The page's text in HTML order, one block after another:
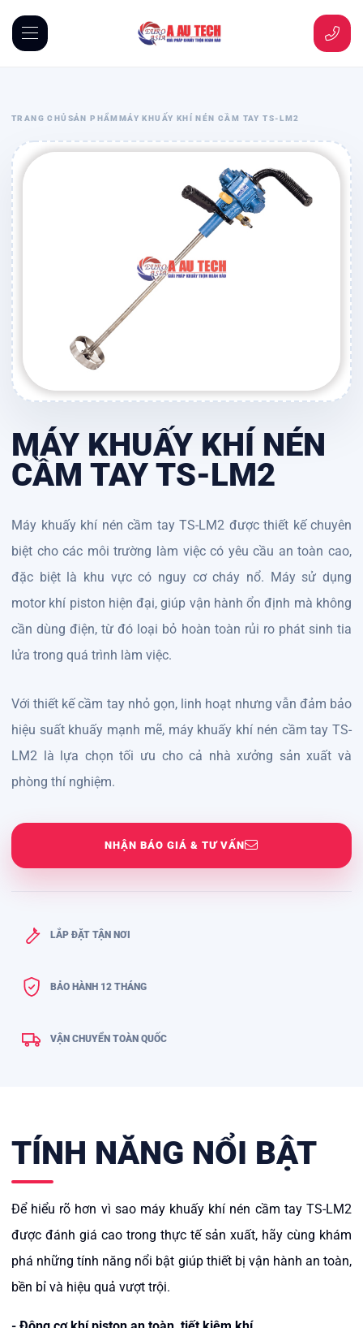
TRANG CHỦ SẢN PHẨM MÁY KHUẤY KHÍ NÉN CẦM TAY TS-LM2
MÁY KHUẤY KHÍ NÉN
CẦM TAY TS-LM2
Máy khuấy khí nén cầm tay TS-LM2 được thiết kế chuyên
biệt cho các môi trường làm việc có yêu cầu an toàn cao,
đặc biệt là khu vực có nguy cơ cháy nổ. Máy sử dụng
motor khí piston hiện đại, giúp vận hành ổn định mà không
cần dùng điện, từ đó loại bỏ hoàn toàn rủi ro phát sinh tia
lửa trong quá trình làm việc.
Với thiết kế cầm tay nhỏ gọn, linh hoạt nhưng vẫn đảm bảo
hiệu suất khuấy mạnh mẽ, máy khuấy khí nén cầm tay TS-
LM2 là lựa chọn tối ưu cho cả nhà xưởng sản xuất và
phòng thí nghiệm.
NHẬN BÁO GIÁ & TƯ VẤN
LẮP ĐẶT TẬN NƠI
BẢO HÀNH 12 THÁNG
VẬN CHUYỂN TOÀN QUỐC
TÍNH NĂNG NỔI BẬT
Để hiểu rõ hơn vì sao máy khuấy khí nén cầm tay TS-LM2
được đánh giá cao trong thực tế sản xuất, hãy cùng khám
phá những tính năng nổi bật giúp thiết bị vận hành an toàn,
bền bỉ và hiệu quả vượt trội.